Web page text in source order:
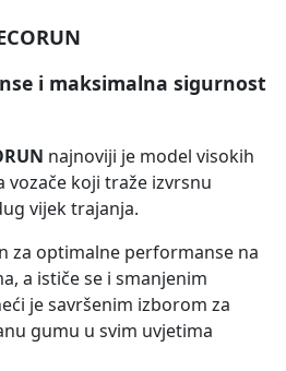
i maksimalna sigurnost
najnoviji je model visokih
vozače koji traže izvrsnu
vijek trajanja.
za optimalne performanse na
a ističe se i smanjenim
je savršenim izborom za
gumu u svim uvjetima